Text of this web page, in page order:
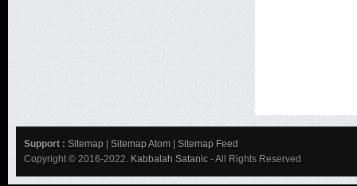
Support : Sitemap Sitemap Atom
Sitemap Feed
Copyright © 2016-2022. Kabbalah Satanic - All Rights Reserved